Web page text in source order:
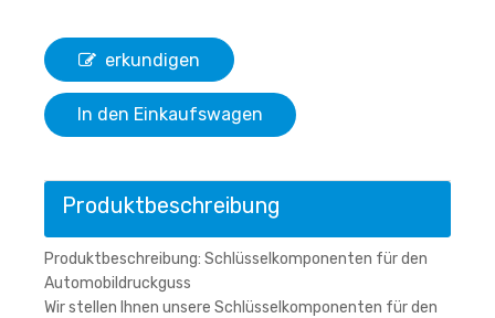
erkundigen
In den Einkaufswagen
Produktbeschreibung
Produktbeschreibung: Schlüsselkomponenten für den
Automobildruckguss
Wir stellen Ihnen unsere Schlüsselkomponenten für den